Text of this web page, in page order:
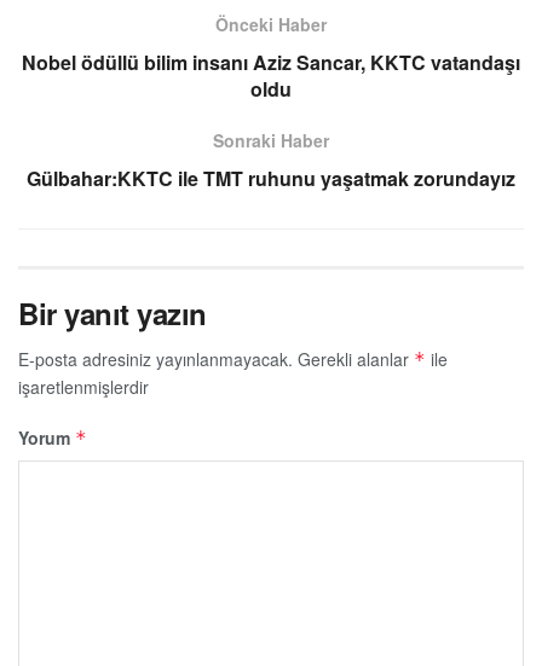
Önceki Haber
Nobel ödüllü bilim insanı Aziz Sancar, KKTC vatandaşı
oldu
Sonraki Haber
Gülbahar:KKTC ile TMT ruhunu yaşatmak zorundayız
Bir yanıt yazın
E-posta adresiniz yayınlanmayacak. Gerekli alanlar * ile
işaretlenmişlerdir
Yorum *